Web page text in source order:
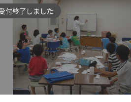
ボランティア
2026年
4 日(金)
付終了しました